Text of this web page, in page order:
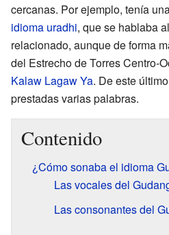
cercanas. Por ejemplo, tenía
idioma uradhi, que se hablaba
relacionado, aunque de forma
del Estrecho de Torres Centro-
Kalaw Lagaw Ya. De este
prestadas varias palabras.
Contenido
¿Cómo sonaba el idioma
Las vocales del
Las consonantes del